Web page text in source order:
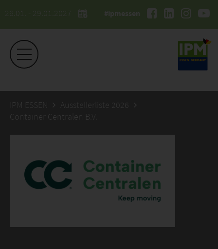
26.01. - 29.01.2027 #ipmessen
IPM ESSEN
Ausstellerliste 2026
Container Centralen B.V.